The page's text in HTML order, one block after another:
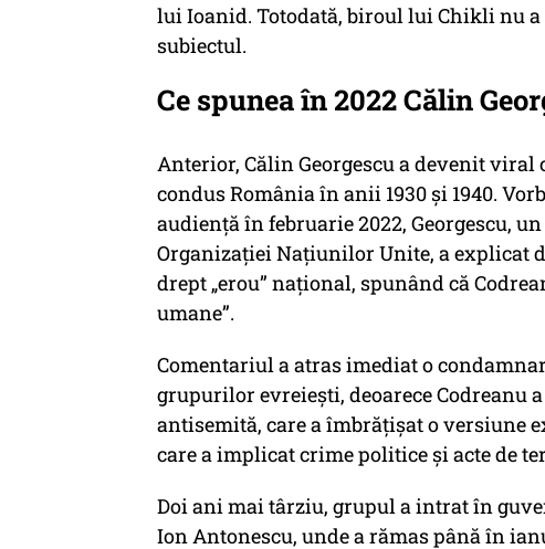
lui Ioanid. Totodată, biroul lui Chikli nu
subiectul.
Ce spunea în 2022 Călin
Anterior, Călin Georgescu a devenit
condus România în anii 1930 și 1940.
audiență în februarie 2022, Georgescu,
Organizației Națiunilor Unite, a explicat
drept „erou” național, spunând că
umane”.
Comentariul a atras imediat o
grupurilor evreiești, deoarece Codreanu
antisemită, care a îmbrățișat o versiune
care a implicat crime politice și acte de
Doi ani mai târziu, grupul a intrat în
Ion Antonescu, unde a rămas până în